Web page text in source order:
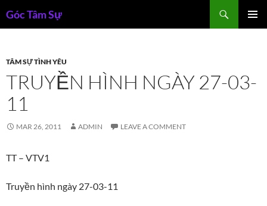
toGóc Tâm Sự
TÂM SỰ TÌNH YÊU
TRUYỀN HÌNH NGÀY 27-03-
11
MAR 26, 2011 ADMIN LEAVE A COMMENT
TT – VTV1
Truyền hình ngày 27-03-11